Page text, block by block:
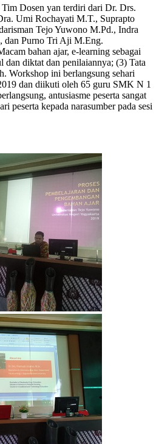
Tim Dosen yan terdiri dari Dr. Drs.
Umi Rochayati M.T., Suprapto
Tejo Yuwono M.Pd., Indra
dan Purno Tri Aji M.Eng.
bahan ajar, e-learning sebagai
dan diktat dan penilaiannya; (3) Tata
Workshop ini berlangsung sehari
dan diikuti oleh 65 guru SMK N 1
antusiasme peserta sangat
peserta kepada narasumber pada sesi